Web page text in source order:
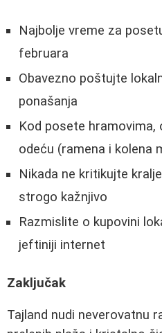
Najbolje vreme za
februara
Obavezno poštujte
ponašanja
Kod posete hramovima,
odeću (ramena i kolena
Nikada ne kritikujte
strogo kažnjivo
Razmislite o kupovini
jeftiniji internet
Zaključak
Tajland nudi neverovatnu